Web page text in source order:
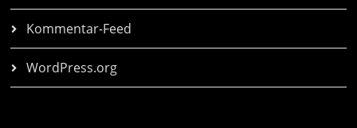
Kommentar-Feed
WordPress.org